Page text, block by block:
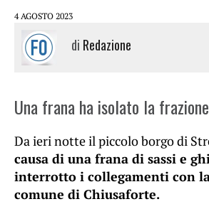
4 AGOSTO 2023
di Redazione
Una frana ha isolato la
Da ieri notte il piccolo borgo di
causa di una frana di sassi e
interrotto i collegamenti con
comune di Chiusaforte.